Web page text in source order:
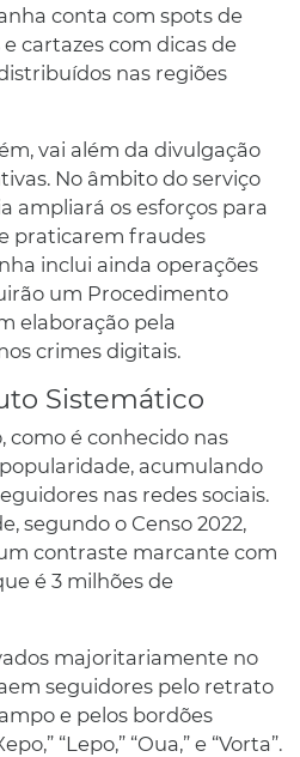
conta com spots de
cartazes com dicas de
nas regiões
vai além da divulgação
No âmbito do serviço
ampliará os esforços para
praticarem fraudes
inclui ainda operações
um Procedimento
elaboração pela
crimes digitais.
Sistemático
como é conhecido nas
acumulando
nas redes sociais.
segundo o Censo 2022,
contraste marcante com
é 3 milhões de
majoritariamente no
seguidores pelo retrato
e pelos bordões
“Lepo,” “Oua,” e “Vorta”.